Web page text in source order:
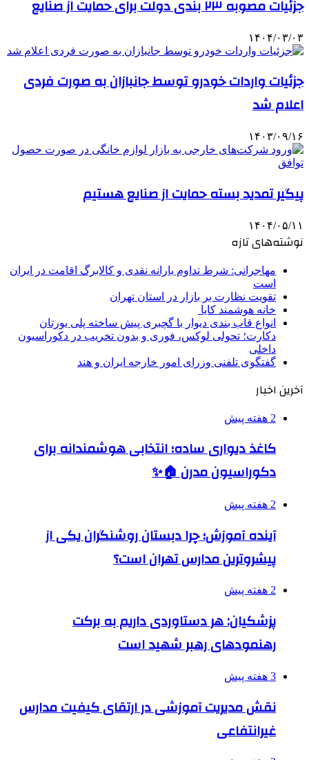
جزئیات مصوبه ۲۳ بندی دولت برای حمایت از صنایع
۱۴۰۴/۰۳/۰۳
جزئیات واردات خودرو توسط جانبازان به صورت فردی
اعلام شد
۱۴۰۳/۰۹/۱۶
پیگیر تمدید بسته حمایت از صنایع هستیم
۱۴۰۴/۰۵/۱۱
نوشته‌های تازه
مهاجرانی: شرط تداوم یارانه نقدی و کالابرگ اقامت در ایران
است
تقویت نظارت بر بازار در استان تهران
خانه هوشمند کایا
انواع قاب بندی دیوار با گچبری پیش ساخته پلی یورتان
دکارت؛ تحولی لوکس، فوری و بدون تخریب در دکوراسیون
داخلی
گفتگوی تلفنی وزرای امور خارجه ایران و هند
آخرین اخبار
2 هفته پیش
کاغذ دیواری ساده؛ انتخابی هوشمندانه برای
دکوراسیون مدرن 🏠✨
2 هفته پیش
آینده آموزش؛ چرا دبستان روشنگران یکی از
پیشروترین مدارس تهران است؟
2 هفته پیش
پزشکیان: هر دستاوردی داریم به برکت
رهنمودهای رهبر شهید است
3 هفته پیش
نقش مدیریت آموزشی در ارتقای کیفیت مدارس
غیرانتفاعی